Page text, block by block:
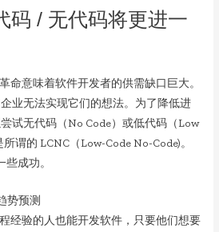
码 / 无代码将更进一
命意味着软件开发者的供需缺口巨大。
业无法实现它们的想法。为了降低进
试无代码（No Code）或低代码（Low
谓的 LCNC（Low-Code No-Code)。
成功。
经验的人也能开发软件，只要他们想要